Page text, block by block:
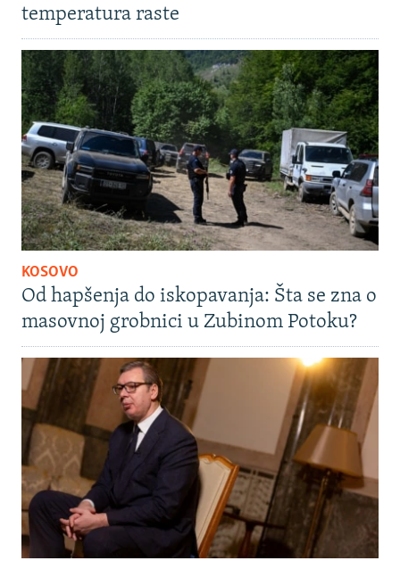
temperatura raste
KOSOVO
Od hapšenja do iskopavanja: Šta se zna o
masovnoj grobnici u Zubinom Potoku?